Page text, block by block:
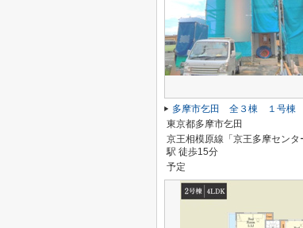
東京都多摩市乞田
京王相模原線「京王多摩センタ
駅 徒歩15分
予定